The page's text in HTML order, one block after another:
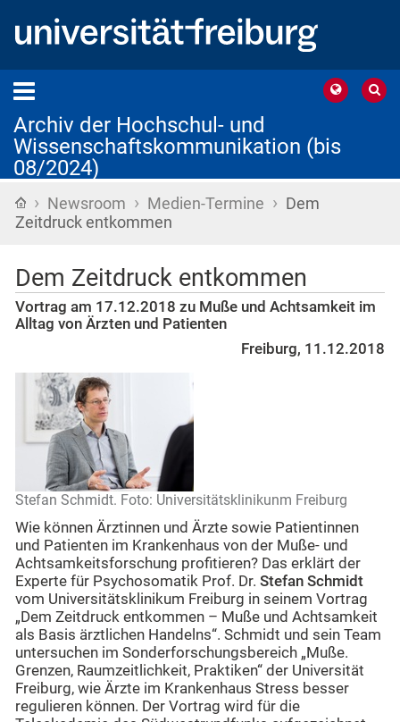
Archiv der Hochschul- und
Wissenschaftskommunikation (bis
08/2024)
Startseite
› Newsroom › Medien-Termine › Dem
Zeitdruck entkommen
Dem Zeitdruck entkommen
Vortrag am 17.12.2018 zu Muße und Achtsamkeit im
Alltag von Ärzten und Patienten
Freiburg, 11.12.2018
Stefan Schmidt. Foto: Universitätsklinikunm Freiburg
Wie können Ärztinnen und Ärzte sowie Patientinnen
und Patienten im Krankenhaus von der Muße- und
Achtsamkeitsforschung profitieren? Das erklärt der
Experte für Psychosomatik Prof. Dr. Stefan Schmidt
vom Universitätsklinikum Freiburg in seinem Vortrag
„Dem Zeitdruck entkommen – Muße und Achtsamkeit
als Basis ärztlichen Handelns“. Schmidt und sein Team
untersuchen im Sonderforschungsbereich „Muße.
Grenzen, Raumzeitlichkeit, Praktiken“ der Universität
Freiburg, wie Ärzte im Krankenhaus Stress besser
regulieren können. Der Vortrag wird für die